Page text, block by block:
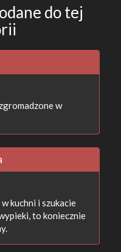
do tej
w
kuchni i szukacie
to koniecznie